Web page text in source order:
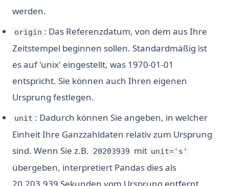
werden.
origin : Das Referenzdatum, von dem aus Ihre
Zeitstempel beginnen sollen. Standardmäßig ist
es auf 'unix' eingestellt, was 1970-01-01
entspricht. Sie können auch Ihren eigenen
Ursprung festlegen.
unit : Dadurch können Sie angeben, in welcher
Einheit Ihre Ganzzahldaten relativ zum Ursprung
sind. Wenn Sie z.B. 20203939 mit unit='s'
übergeben, interpretiert Pandas dies als